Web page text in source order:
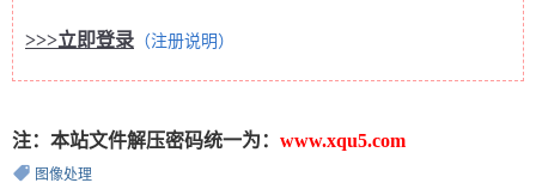
>>>立即登录 （注册说明）
注：本站文件解压密码统一为： www.xqu5.com
图像处理